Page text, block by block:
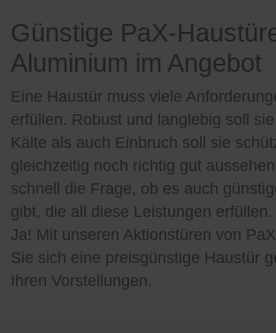
Günstige PaX-
Aluminium im Angebot
Eine Haustür muss viele
erfüllen. Robust und langlebig soll
Kälte als auch Einbruch soll sie
gleichzeitig noch richtig gut
schnell die Frage, ob es auch
gibt, die all diese Leistungen
Ja! Mit unseren Aktionstüren von
Sie sich eine preisgünstige Haustür
Ihren Vorstellungen.